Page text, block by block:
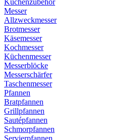
Küchenzubehör
Messer
Allzweckmesser
Brotmesser
Käsemesser
Kochmesser
Küchenmesser
Messerblöcke
Messerschärfer
Taschenmesser
Pfannen
Bratpfannen
Grillpfannen
Sautépfannen
Schmorpfannen
Servierpfannen